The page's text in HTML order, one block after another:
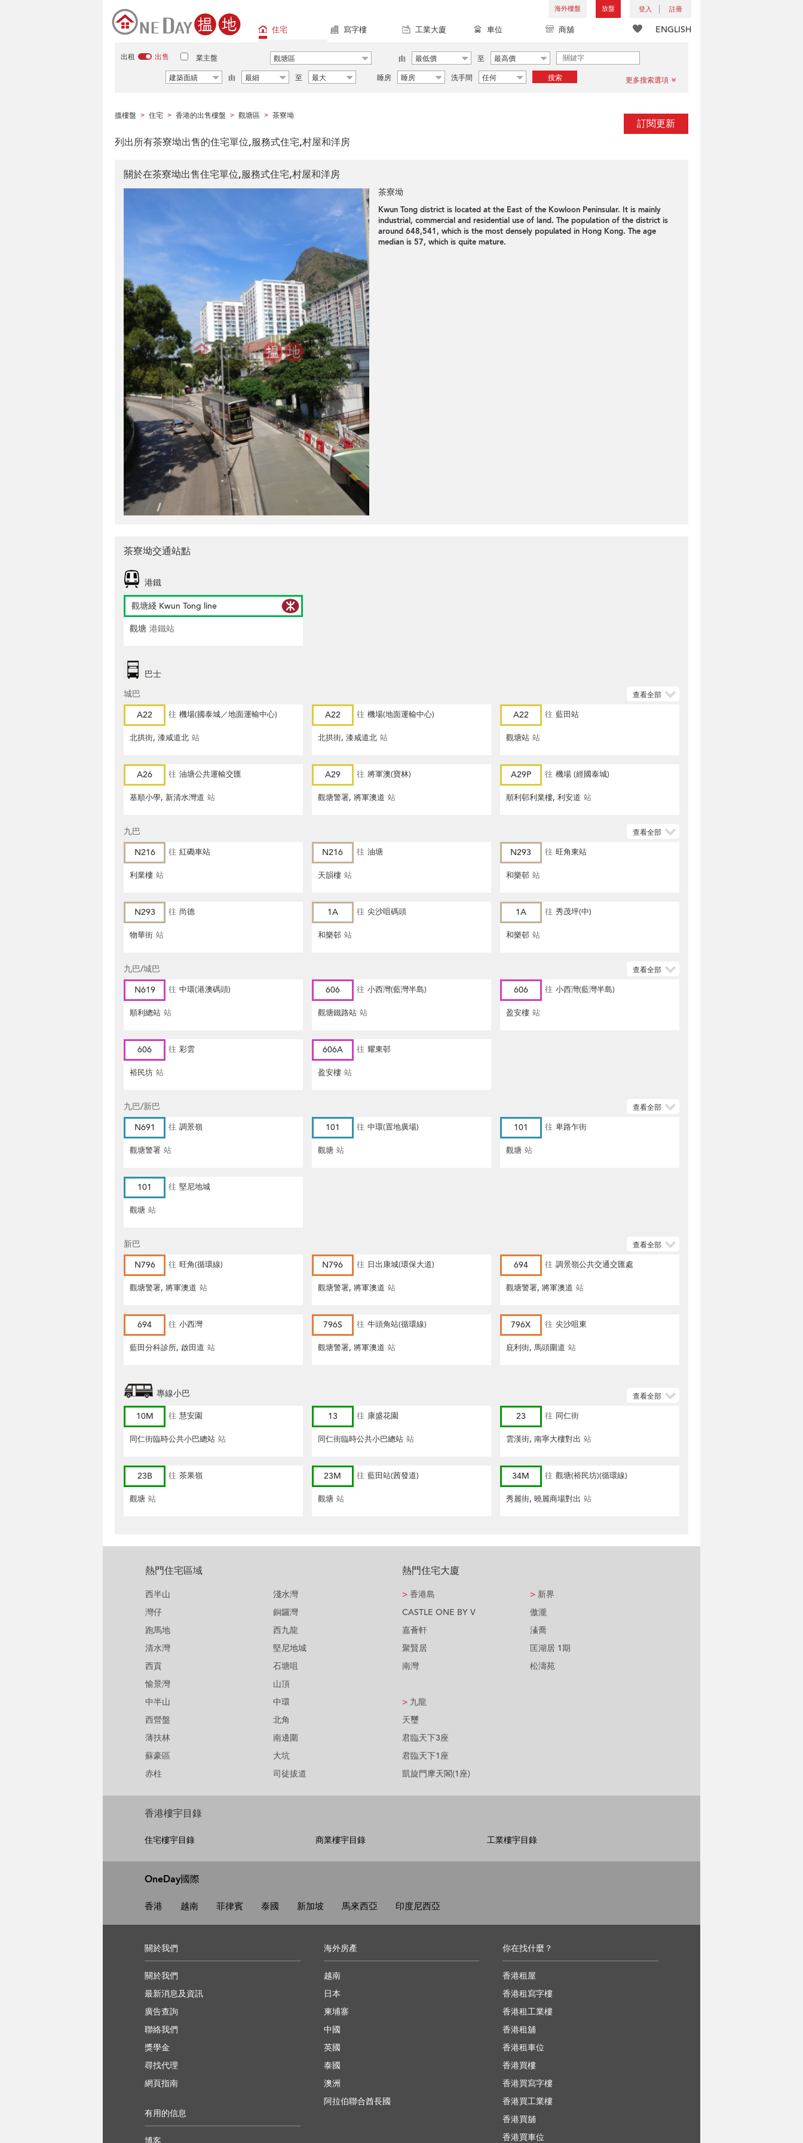
海外樓盤 放盤 登入 註冊
ENGLISH
住宅 寫字樓 工業大廈 車位 商舖
出租 出售 業主盤 觀塘區 由 最低價 至
最高價
建築面績
由 最細 至 最大 睡房 睡房 洗手間 任何 搜索 更多搜索選項
搵樓盤 > 住宅 > 香港的出售樓盤 > 觀塘區 > 茶寮坳
訂閱更新
列出所有茶寮坳出售的住宅單位,服務式住宅,村屋和洋房
關於在茶寮坳出售住宅單位,服務式住宅,村屋和洋房
茶寮坳
Kwun Tong district is located at the East of the Kowloon Peninsular. It is mainly
industrial, commercial and residential use of land. The population of the district is
around 648,541, which is the most densely populated in Hong Kong. The age
median is 57, which is quite mature.
茶寮坳交通站點
港鐵
觀塘綫 Kwun Tong line
觀塘 港鐵站
巴士
城巴
A22
往 機場(國泰城／地面運輸中心)
北拱街, 漆咸道北 站
A22 往 機場(地面運輸中心)
北拱街, 漆咸道北 站
A22 往 藍田站
觀塘站 站
A26 往 油塘公共運輸交匯
基順小學, 新清水灣道 站
A29 往 將軍澳(寶林)
觀塘警署, 將軍澳道 站
A29P 往 機場 (經國泰城)
順利邨利業樓, 利安道 站
查看全部
九巴
N216
往 紅磡車站
利業樓 站
N216 往 油塘
天韻樓 站
N293 往 旺角東站
和樂邨 站
N293 往 尚德
物華街 站
1A 往 尖沙咀碼頭
和樂邨 站
1A 往 秀茂坪(中)
和樂邨 站
查看全部
九巴/城巴
N619
往 中環(港澳碼頭)
順利總站 站
606 往 小西灣(藍灣半島)
觀塘鐵路站 站
606 往 小西灣(藍灣半島)
盈安樓 站
606 往 彩雲
裕民坊 站
606A 往 耀東邨
盈安樓 站
查看全部
九巴/新巴
N691
往 調景嶺
觀塘警署 站
101 往 中環(置地廣場)
觀塘 站
101 往 卑路乍街
觀塘 站
101 往 堅尼地城
觀塘 站
查看全部
新巴
N796
往 旺角(循環線)
觀塘警署, 將軍澳道 站
N796 往 日出康城(環保大道)
觀塘警署, 將軍澳道 站
694 往 調景嶺公共交通交匯處
觀塘警署, 將軍澳道 站
694 往 小西灣
藍田分科診所, 啟田道 站
796S 往 牛頭角站(循環線)
觀塘警署, 將軍澳道 站
796X 往 尖沙咀東
庇利街, 馬頭圍道 站
查看全部
專線小巴
10M
往 慧安園
同仁街臨時公共小巴總站 站
13 往 康盛花園
同仁街臨時公共小巴總站 站
23 往 同仁街
雲漢街, 南寧大樓對出 站
23B 往 茶果嶺
觀塘 站
23M 往 藍田站(茜發道)
觀塘 站
34M 往 觀塘(裕民坊)(循環線)
秀麗街, 曉麗商場對出 站
查看全部
熱門住宅區域
西半山
灣仔
跑馬地
清水灣
西貢
愉景灣
中半山
西營盤
薄扶林
蘇豪區
赤柱
淺水灣
銅鑼灣
西九龍
堅尼地城
石塘咀
山頂
中環
北角
南邊圍
大坑
司徒拔道
熱門住宅大廈
> 香港島
CASTLE ONE BY V
嘉薈軒
聚賢居
南灣
> 九龍
天璽
君臨天下3座
君臨天下1座
凱旋門摩天閣(1座)
> 新界
傲瀧
溱喬
匡湖居 1期
松濤苑
香港樓宇目錄
住宅樓宇目錄 商業樓宇目錄 工業樓宇目錄
OneDay國際
香港 越南 菲律賓 泰國 新加坡 馬來西亞 印度尼西亞
關於我們
關於我們
最新消息及資訊
廣告查詢
聯絡我們
獎學金
尋找代理
網頁指南
有用的信息
海外房產
越南
日本
柬埔寨
中國
英國
泰國
澳洲
阿拉伯聯合酋長國
你在找什麼？
香港租屋
香港租寫字樓
香港租工業樓
香港租舖
香港租車位
香港買樓
香港買寫字樓
香港買工業樓
香港買舖
香港買車位